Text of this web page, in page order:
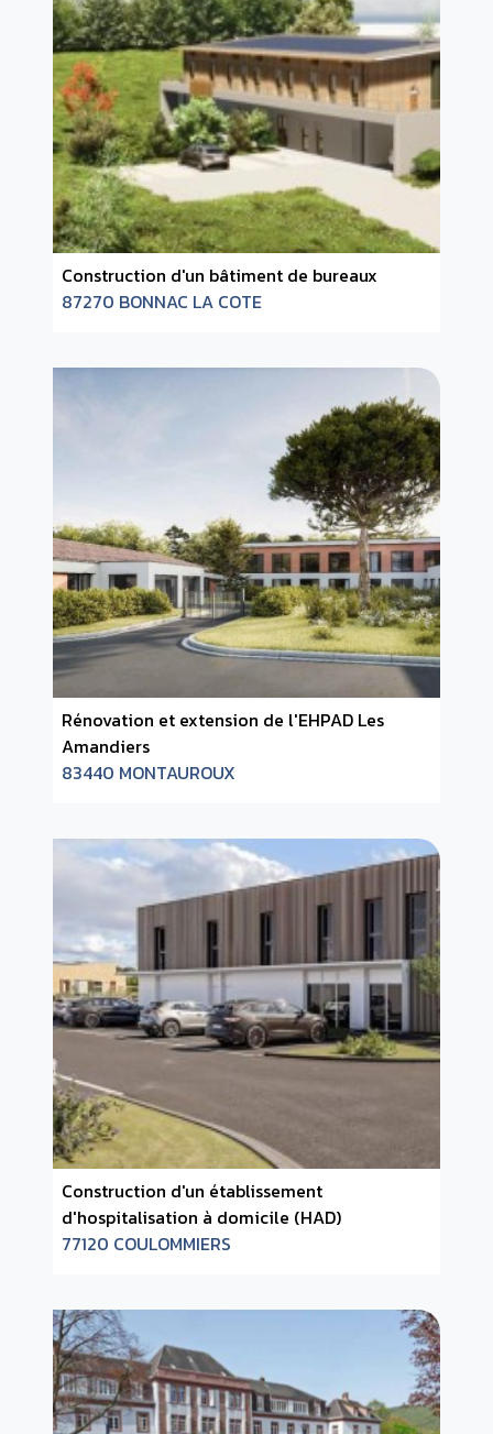
Construction d'un bâtiment de bureaux
87270 BONNAC LA COTE
Rénovation et extension de l'EHPAD Les
Amandiers
83440 MONTAUROUX
Construction d'un établissement
d'hospitalisation à domicile (HAD)
77120 COULOMMIERS